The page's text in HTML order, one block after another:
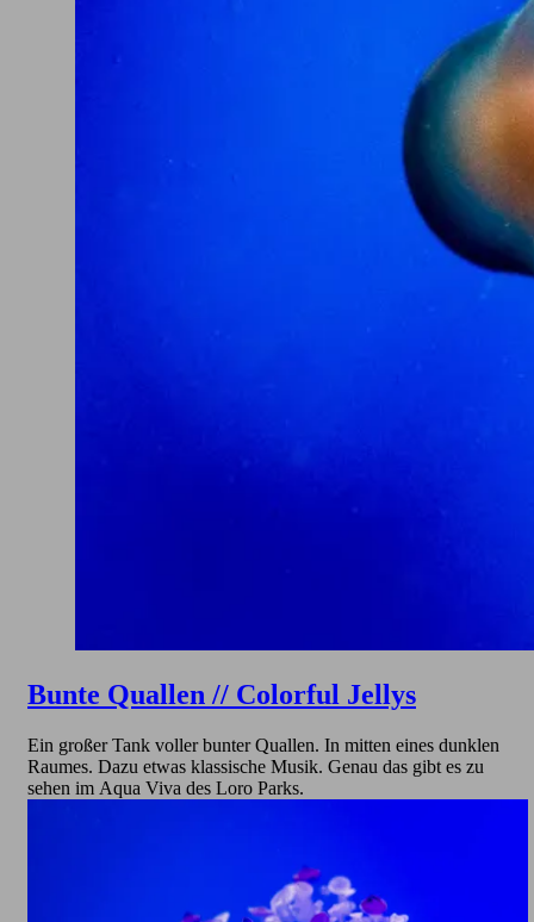
Bunte Quallen // Colorful Jellys
Ein großer Tank voller bunter Quallen. In mitten eines dunklen
Raumes. Dazu etwas klassische Musik. Genau das gibt es zu
sehen im Aqua Viva des Loro Parks.